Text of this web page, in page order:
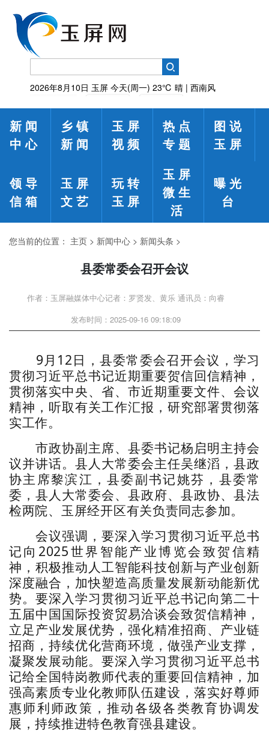
2026年8月10日 玉屏 今天(周一) 23℃ 晴 | 西南风
新闻
中心
乡镇
新闻
玉屏
视频
热点
专题
图说
玉屏
领导
信箱
玉屏
文艺
玩转
玉屏
玉屏
微生
活
曝光
台
您当前的位置： 主页 > 新闻中心 > 新闻头条 >
县委常委会召开会议
作者：玉屏融媒体中心记者：罗贤发、黄乐 通讯员：向睿
发布时间：2025-09-16 09:18:09
9月12日，县委常委会召开会议，学习
贯彻习近平总书记近期重要贺信回信精神，
贯彻落实中央、省、市近期重要文件、会议
精神，听取有关工作汇报，研究部署贯彻落
实工作。
市政协副主席、县委书记杨启明主持会
议并讲话。县人大常委会主任吴继滔，县政
协主席黎滨江，县委副书记姚芬，县委常
委，县人大常委会、县政府、县政协、县法
检两院、玉屏经开区有关负责同志参加。
会议强调，要深入学习贯彻习近平总书
记向2025世界智能产业博览会致贺信精
神，积极推动人工智能科技创新与产业创新
深度融合，加快塑造高质量发展新动能新优
势。要深入学习贯彻习近平总书记向第二十
五届中国国际投资贸易洽谈会致贺信精神，
立足产业发展优势，强化精准招商、产业链
招商，持续优化营商环境，做强产业支撑，
凝聚发展动能。要深入学习贯彻习近平总书
记给全国特岗教师代表的重要回信精神，加
强高素质专业化教师队伍建设，落实好尊师
惠师利师政策，推动各级各类教育协调发
展，持续推进特色教育强县建设。